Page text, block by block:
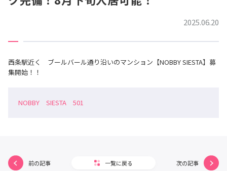
2025.06.20
西条駅近く ブールバール通り沿いのマンション【NOBBY SIESTA】募
集開始！！
NOBBY SIESTA 501
前の記事 一覧に戻る 次の記事